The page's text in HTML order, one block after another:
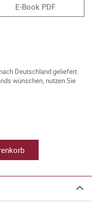
E-Book PDF
Deutschland geliefert.
wünschen, nutzen Sie